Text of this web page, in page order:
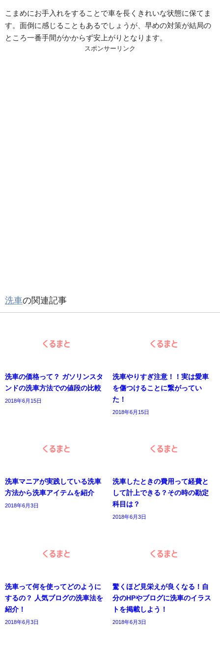
こまめにお手入れをすることで車を長くきれいな状態に保てま
す。面倒に感じることもあるでしょうが、早めの対策が結局の
ところ一番手間がかからず安上がりとなります。
スポンサーリンク
洗車の関連記事
洗車の価格って？ ガソリンスタ
ンドの洗車方法での値段の比較
2018年6月15日
洗車やりすぎ注意！！実は愛車
を傷つけることに繋がってい
た！
2018年6月15日
洗車マニアが実践している洗車
方法から洗車アイテムを紹介
2018年6月3日
洗車したときの費用って経費と
して計上できる？その時の勘定
科目は？
2018年6月3日
洗車って何を使ってどのように
するの？ 人気ブログの洗車法を
紹介！
2018年6月3日
驚くほど見栄えが良くなる！自
分のHPやブログに洗車のイラス
トを掲載しよう！
2018年6月3日